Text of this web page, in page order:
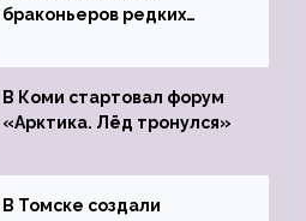
браконьеров редких
Ростовский зоопарк
В Коми стартовал форум
«Арктика. Лёд тронулся»
В Томске создали